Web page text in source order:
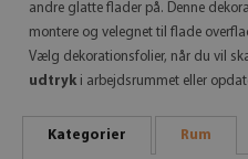
andre glatte flader på. Denne
montere og velegnet til flade
Vælg dekorationsfolier, når du vil
udtryk i arbejdsrummet eller
Kategorier Rum